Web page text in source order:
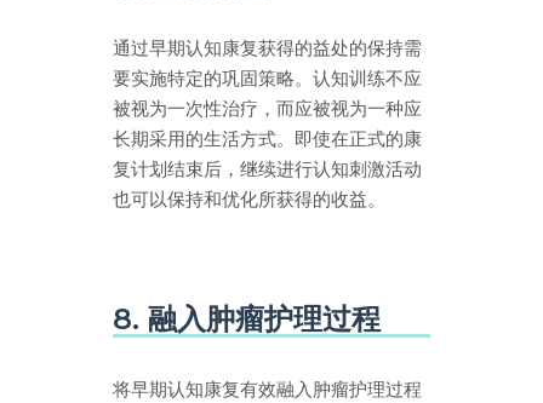
通过早期认知康复获得的益处的保持需
要实施特定的巩固策略。认知训练不应
被视为一次性治疗，而应被视为一种应
长期采用的生活方式。即使在正式的康
复计划结束后，继续进行认知刺激活动
也可以保持和优化所获得的收益。
8. 融入肿瘤护理过程
将早期认知康复有效融入肿瘤护理过程